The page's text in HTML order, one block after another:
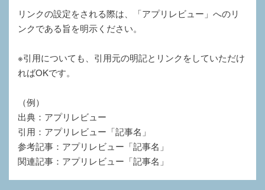
リンクの設定をされる際は、「アプリレビュー」へのリ
ンクである旨を明示ください。
※引用についても、引用元の明記とリンクをしていただけ
ればOKです。
（例）
出典：アプリレビュー
引用：アプリレビュー「記事名」
参考記事：アプリレビュー「記事名」
関連記事：アプリレビュー「記事名」